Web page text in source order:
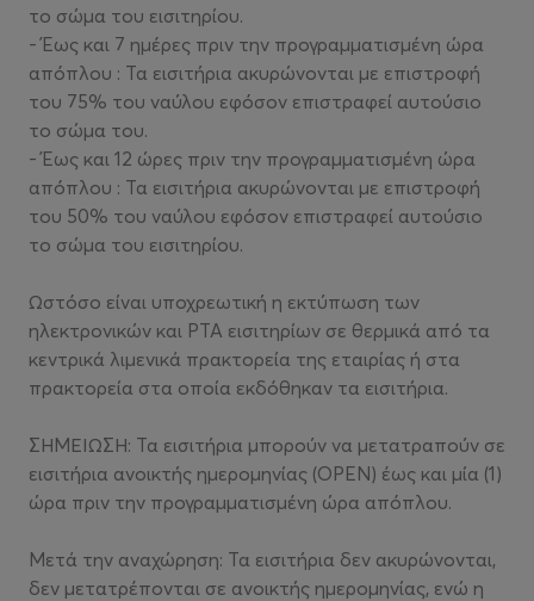
το σώμα του εισιτηρίου.
- Έως και 7 ημέρες πριν την προγραμματισμένη ώρα
απόπλου : Τα εισιτήρια ακυρώνονται με επιστροφή
του 75% του ναύλου εφόσον επιστραφεί αυτούσιο
το σώμα του.
- Έως και 12 ώρες πριν την προγραμματισμένη ώρα
απόπλου : Τα εισιτήρια ακυρώνονται με επιστροφή
του 50% του ναύλου εφόσον επιστραφεί αυτούσιο
το σώμα του εισιτηρίου.
Ωστόσο είναι υποχρεωτική η εκτύπωση των
ηλεκτρονικών και PTA εισιτηρίων σε θερμικά από τα
κεντρικά λιμενικά πρακτορεία της εταιρίας ή στα
πρακτορεία στα οποία εκδόθηκαν τα εισιτήρια.
ΣΗΜΕΙΩΣΗ: Τα εισιτήρια μπορούν να μετατραπούν σε
εισιτήρια ανοικτής ημερομηνίας (OPEN) έως και μία (1)
ώρα πριν την προγραμματισμένη ώρα απόπλου.
Μετά την αναχώρηση: Τα εισιτήρια δεν ακυρώνονται,
δεν μετατρέπονται σε ανοικτής ημερομηνίας, ενώ η